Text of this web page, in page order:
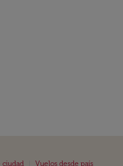
ciudad Vuelos desde país